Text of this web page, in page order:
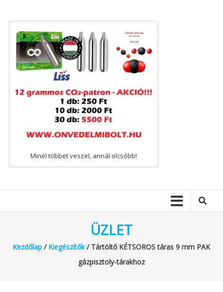
Minél többet veszel, annál olcsóbb!
ÜZLET
Kezdőlap / Kiegészítők/ Tártöltő KÉTSOROS táras 9 mm PAK
gázpisztoly-tárakhoz